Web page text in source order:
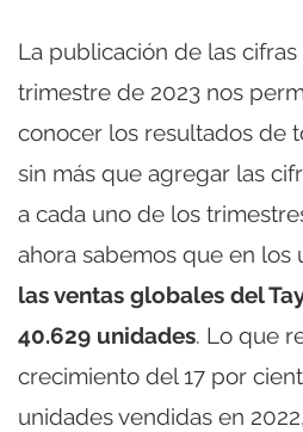
La publicación de las
trimestre de 2023 nos
conocer los resultados de
sin más que agregar las
a cada uno de los
ahora sabemos que en los
las ventas globales del
40.629 unidades. Lo que
crecimiento del 17 por
unidades vendidas en